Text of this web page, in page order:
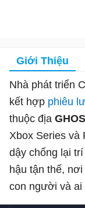
Giới Thiệu
Nhà phát triển
kết hợp phiêu
thuộc địa
Xbox Series và
dậy chống lại
hậu tận thế,
con người và ai